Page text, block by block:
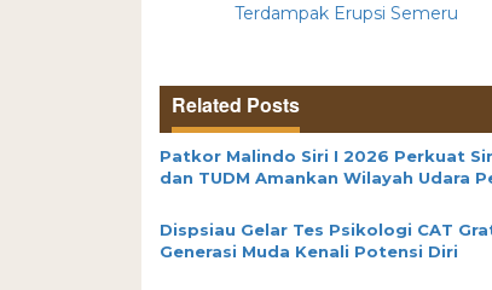
Terdampak Erupsi Semeru
Related Posts
Patkor Malindo Siri I 2026 Perkuat
dan TUDM Amankan Wilayah Udara
Dispsiau Gelar Tes Psikologi CAT
Generasi Muda Kenali Potensi Diri